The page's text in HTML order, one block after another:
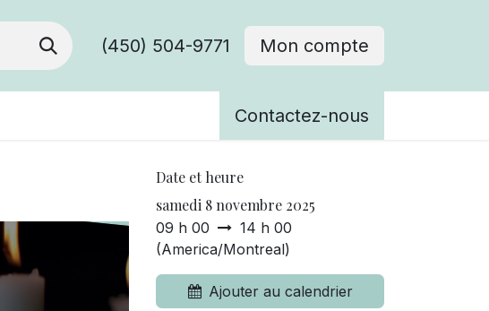
(450) 504-9771 Mon compte
Contactez-nous
Date et heure
samedi 8 novembre 2025
09 h 00
14 h 00
(America/Montreal)
Ajouter au calendrier